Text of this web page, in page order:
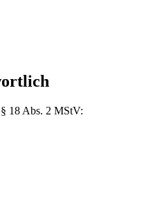
18 Abs. 2 MStV: